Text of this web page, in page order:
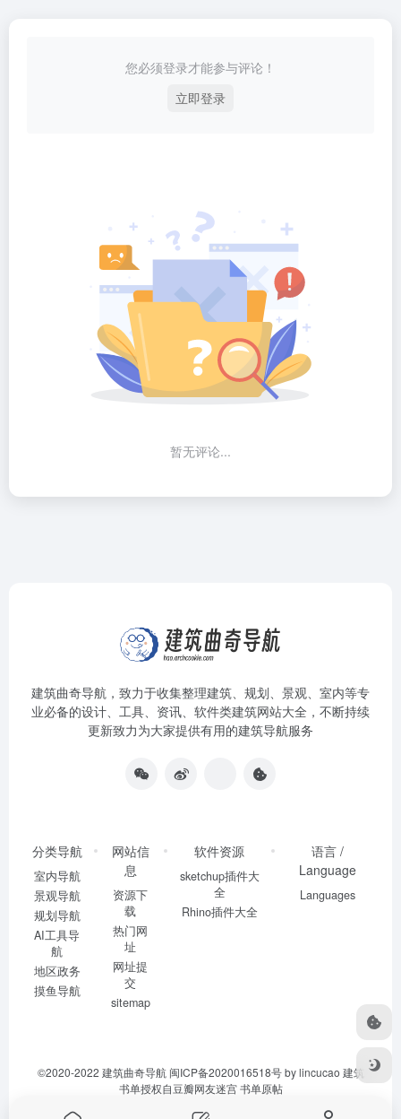
您必须登录才能参与评论！
立即登录
暂无评论...
建筑曲奇导航 ，致力于收集整理建筑、规划、景观、室内等专
业必备的设计、工具、资讯、软件类建筑网站大全，不断持续
更新致力为大家提供有用的建筑导航服务
分类导航
室内导航
景观导航
规划导航
AI工具导
航
地区政务
摸鱼导航
网站信
息
资源下
载
热门网
址
网址提
交
sitemap
软件资源
sketchup插件大
全
Rhino插件大全
语言 /
Language
Languages
©2020-2022 建筑曲奇导航 闽ICP备2020016518号by lincucao 建筑
书单授权自豆瓣网友迷宫书单原帖